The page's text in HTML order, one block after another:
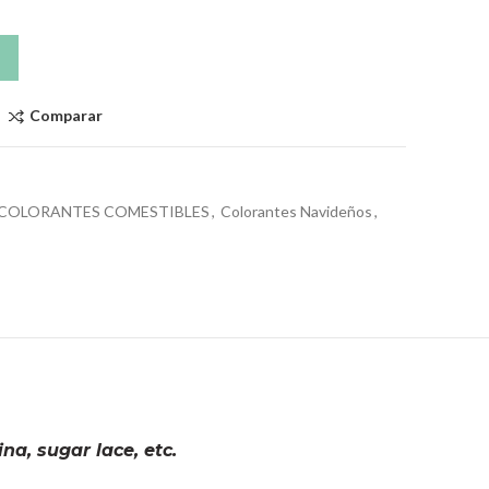
Comparar
COMESTIBLES, Colorantes Navideños,
sugar lace, etc.